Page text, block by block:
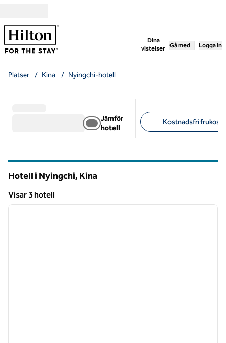
Dina
vistelser
,öppnar ny flik
Gå med Logga in
Platser / Kina / Nyingchi-hotell
Jämför
hotell
Kostnadsfri frukost
Hotell i Nyingchi, Kina
Visar 3 hotell
Visar 3 hotell
1 av 12
nästa